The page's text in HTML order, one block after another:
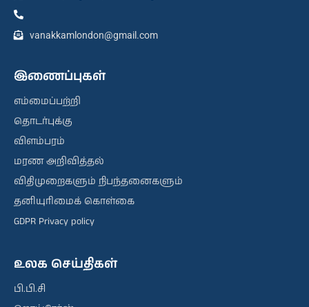
vanakkamlondon@gmail.com
இணைப்புகள்
எம்மைப்பற்றி
தொடர்புக்கு
விளம்பரம்
மரண அறிவித்தல்
விதிமுறைகளும் நிபந்தனைகளும்
தனியுரிமைக் கொள்கை
GDPR Privacy policy
உலக செய்திகள்
பி.பி.சி